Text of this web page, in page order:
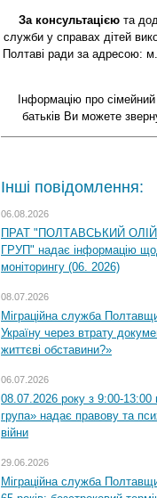
За консультацією та
служби у справах дітей
Полтаві ради за адресою:
Інформацію про
батьків Ви можете
Інші повідомлення:
06.08.2026
ПРАТ "ПОЛТАВСЬКИЙ
ГРУП" надає інформацію
моніторингу (06. 2026)
08.07.2026
Міграційна служба
Україну через втрату
життєві обставини?»
06.07.2026
08.07.2026 року з 9:00-13:00
група» надає правову та
війни
29.06.2026
Міграційна служба